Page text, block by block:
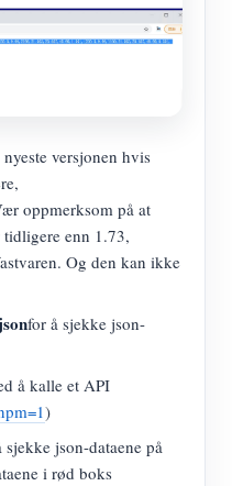
versjonen hvis
oppmerksom på at
enn 1.73,
Og den kan ikke
for å sjekke json-
å kalle et API
)
json-dataene på
i rød boks